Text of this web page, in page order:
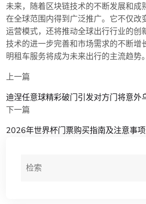
未来，随着区块链技术的不断发展和成
在全球范围内得到广泛推广。它不仅改
运营模式，还将推动全球出行行业的创
技术的进一步完善和市场需求的不断增
明租车服务将成为未来出行的主流趋势。
上一篇
迪涅任意球精彩破门引发对方门将意外
下一篇
2026年世界杯门票购买指南及注意事